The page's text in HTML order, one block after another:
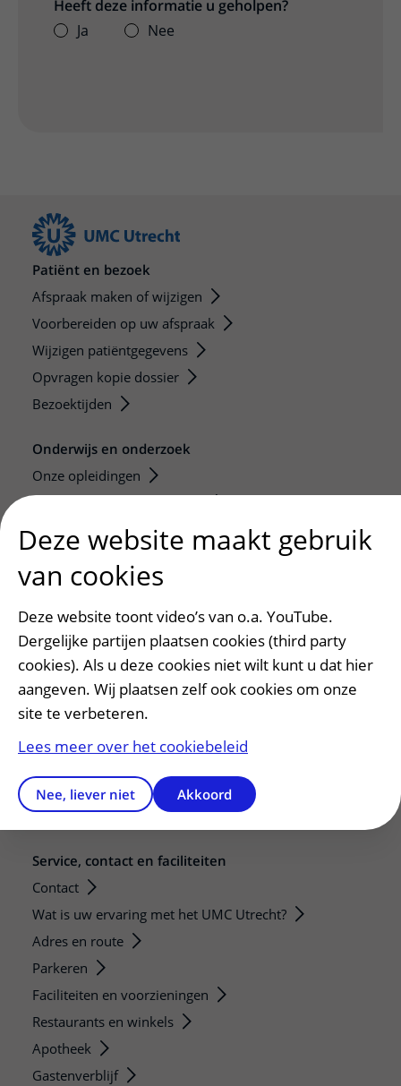
Heeft deze informatie u geholpen?
Ja
Nee
Patiënt en bezoek
Afspraak maken of wijzigen
Voorbereiden op uw afspraak
Wijzigen patiëntgegevens
Opvragen kopie dossier
Bezoektijden
Onderwijs en onderzoek
Onze opleidingen
Stage en opleidingsplaatsen
Strategic programs
Research groups
Researchers
Research technologies
Verwijzers
Diagnostiek aanvragen
Zorgverlenersportaal
Service, contact en faciliteiten
Contact
Wat is uw ervaring met het UMC Utrecht?
Adres en route
Parkeren
Faciliteiten en voorzieningen
Restaurants en winkels
Apotheek
Gastenverblijf
Deze website maakt gebruik
van cookies
Deze website toont video’s van o.a. YouTube.
Dergelijke partijen plaatsen cookies (third party
cookies). Als u deze cookies niet wilt kunt u dat hier
aangeven. Wij plaatsen zelf ook cookies om onze
site te verbeteren.
Lees meer over het cookiebeleid
Nee, liever niet Akkoord